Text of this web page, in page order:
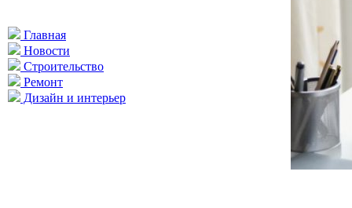
Главная
Новости
Строительство
Ремонт
Дизайн и интерьер